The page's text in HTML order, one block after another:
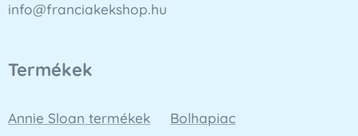
info@franciakekshop.hu
Termékek
Annie Sloan termékek
Bolhapiac